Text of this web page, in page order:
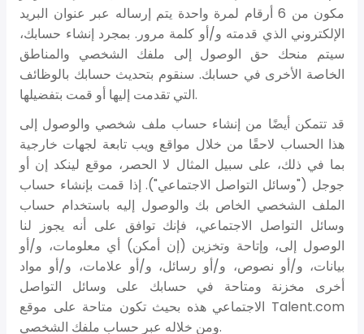
مكون من 6 أرقام لمرة واحدة يتم إرساله عبر عنوان البريد
الإلكتروني الذي قدمته و/أو كلمة مرور. بمجرد إنشاء حسابك،
سيتم منحك حق الوصول إلى ملفك الشخصي والمناطق
الخاصة الأخرى في حسابك. سنقوم بتحديث حسابك بالوظائف
التي تقدمت إليها أو قمت بتفضيلها.
قد تتمكن أيضًا من إنشاء حساب ملف شخصي والوصول إلى
هذا الحساب لاحقًا من خلال مواقع ويب تابعة لجهات خارجية
بما في ذلك، على سبيل المثال لا الحصر، موقع لينكد إن أو
جوجل ("وسائل التواصل الاجتماعي"). إذا قمت بإنشاء حساب
الملف الشخصي الخاص بك والوصول إليه باستخدام حساب
وسائل التواصل الاجتماعي، فإنك توافق على أنه يجوز لنا
الوصول إلى، وإتاحة وتخزين (إن أمكن) أي معلومات، و/أو
بيانات، و/أو نصوص، و/أو رسائل، و/أو علامات، و/أو مواد
أخرى مخزنة ومتاحة في حسابك على وسائل التواصل
الاجتماعي هذه بحيث تكون متاحة على موقع Talent.com
ومن خلاله عبر حساب ملفك الشخصي.